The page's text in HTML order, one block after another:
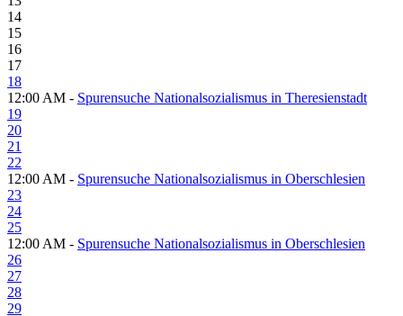
14
15
16
17
18
12:00 AM - Spurensuche Nationalsozialismus in Theresienstadt
19
20
21
22
12:00 AM - Spurensuche Nationalsozialismus in Oberschlesien
23
24
25
12:00 AM - Spurensuche Nationalsozialismus in Oberschlesien
26
27
28
29